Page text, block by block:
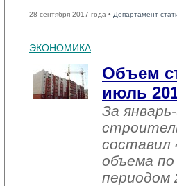
28 сентября 2017 года • Департамент
ЭКОНОМИКА
Объем
июль
За
составил
объема
периодом